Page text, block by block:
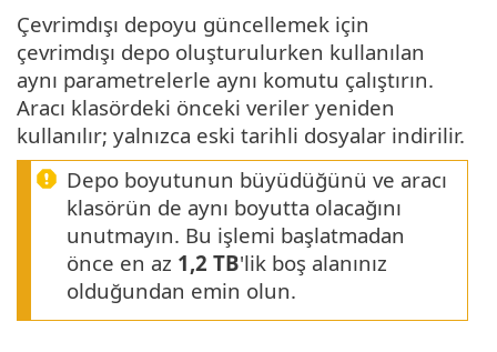
Çevrimdışı depoyu güncellemek için
çevrimdışı depo oluşturulurken kullanılan
aynı parametrelerle aynı komutu çalıştırın.
Aracı klasördeki önceki veriler yeniden
kullanılır; yalnızca eski tarihli dosyalar indirilir.
Depo boyutunun büyüdüğünü ve aracı
klasörün de aynı boyutta olacağını
unutmayın. Bu işlemi başlatmadan
önce en az 1,2 TB'lik boş alanınız
olduğundan emin olun.